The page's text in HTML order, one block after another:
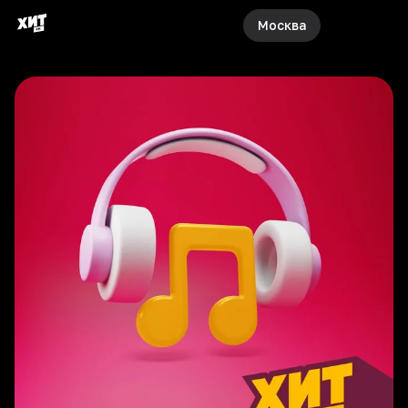
Москва